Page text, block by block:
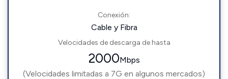
Conexión:
Cable y Fibra
Velocidades de descarga de hasta
2000Mbps
(Velocidades limitadas a 7G en algunos mercados)